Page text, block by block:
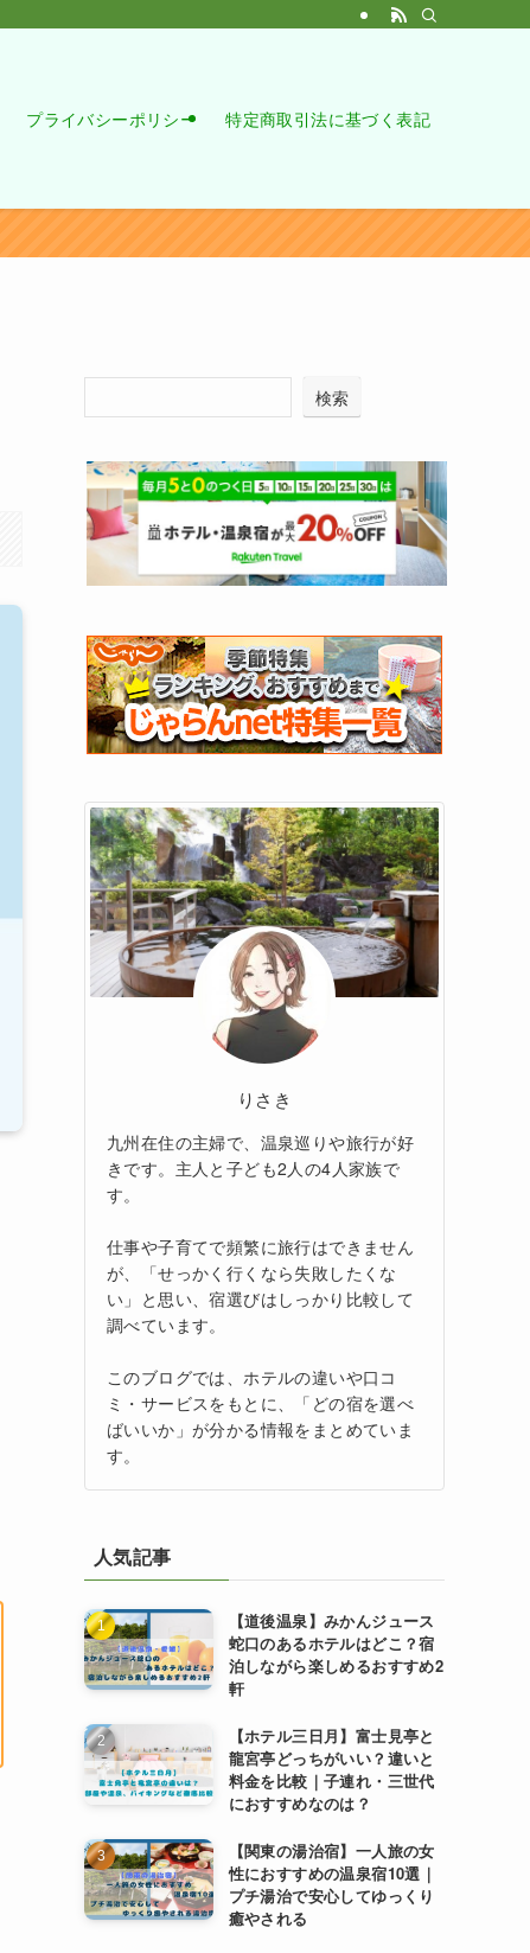
プライバシーポリシー 特定商取引法に基づく表記
検索
りさき
九州在住の主婦で、温泉巡りや旅行が好
きです。主人と子ども2人の4人家族で
す。
仕事や子育てで頻繁に旅行はできません
が、「せっかく行くなら失敗したくな
い」と思い、宿選びはしっかり比較して
調べています。
このブログでは、ホテルの違いや口コ
ミ・サービスをもとに、「どの宿を選べ
ばいいか」が分かる情報をまとめていま
す。
人気記事
【道後温泉】みかんジュース
蛇口のあるホテルはどこ？宿
泊しながら楽しめるおすすめ2
軒
【ホテル三日月】富士見亭と
龍宮亭どっちがいい？違いと
料金を比較｜子連れ・三世代
におすすめなのは？
【関東の湯治宿】一人旅の女
性におすすめの温泉宿10選｜
プチ湯治で安心してゆっくり
癒やされる